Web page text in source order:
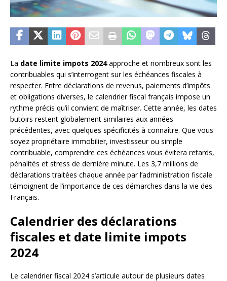
La date limite impots 2024approche et nombreux sont les
contribuables qui s’interrogent sur les échéances fiscales à
respecter. Entre déclarations de revenus, paiements d’impôts
et obligations diverses, le calendrier fiscal français impose un
rythme précis qu’il convient de maîtriser. Cette année, les dates
butoirs restent globalement similaires aux années
précédentes, avec quelques spécificités à connaître. Que vous
soyez propriétaire immobilier, investisseur ou simple
contribuable, comprendre ces échéances vous évitera retards,
pénalités et stress de dernière minute. Les 3,7 millions de
déclarations traitées chaque année par l’administration fiscale
témoignent de l’importance de ces démarches dans la vie des
Français.
Calendrier des déclarations
fiscales et date limite impots
2024
Le calendrier fiscal 2024 s’articule autour de plusieurs dates